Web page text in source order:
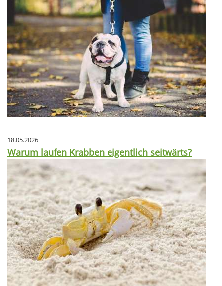
18.05.2026
Warum laufen Krabben eigentlich seitwärts?